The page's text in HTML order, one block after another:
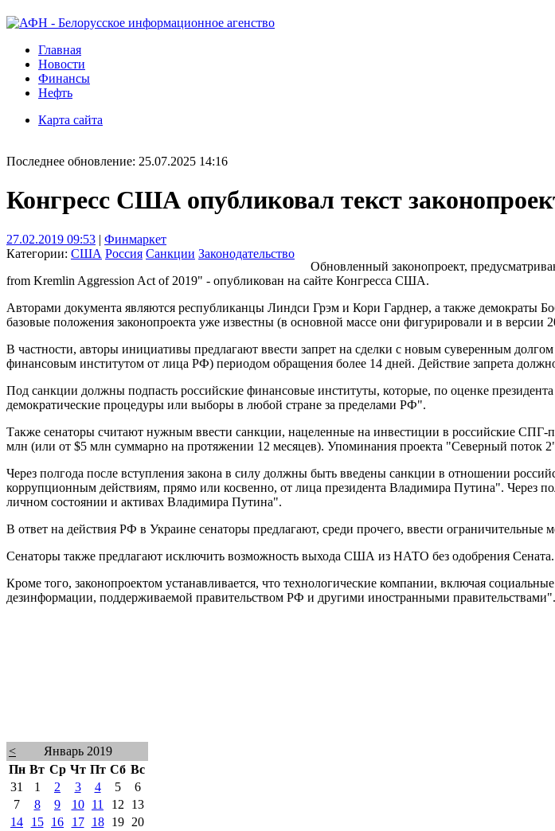
Главная
Новости
Финансы
Нефть
Карта сайта
Последнее обновление: 25.07.2025 14:16
Конгресс США опубликовал текст
27.02.2019 09:53 | Финмаркет
Категории: США Россия Санкции Законодательство
Обновленный законопроект,
from Kremlin Aggression Act of 2019" - опубликован на сайте Конгресса США.
Авторами документа являются республиканцы Линдси Грэм и Кори Гарднер, а также
базовые положения законопроекта уже известны (в основной массе они фигурировали и в версии
В частности, авторы инициативы предлагают ввести запрет на сделки с новым суверенным
финансовым институтом от лица РФ) периодом обращения более 14 дней. Действие запрета должно
Под санкции должны подпасть российские финансовые институты, которые, по оценке
демократические процедуры или выборы в любой стране за пределами РФ".
Также сенаторы считают нужным ввести санкции, нацеленные на инвестиции в российские
млн (или от $5 млн суммарно на протяжении 12 месяцев). Упоминания проекта "Северный поток 2"
Через полгода после вступления закона в силу должны быть введены санкции в отношении
коррупционным действиям, прямо или косвенно, от лица президента Владимира Путина". Через
личном состоянии и активах Владимира Путина".
В ответ на действия РФ в Украине сенаторы предлагают, среди прочего, ввести ограничительные
Сенаторы также предлагают исключить возможность выхода США из НАТО без одобрения Сената.
Кроме того, законопроектом устанавливается, что технологические компании, включая
дезинформации, поддерживаемой правительством РФ и другими иностранными правительствами".
<
Январь 2019
Пн Вт Ср Чт Пт Сб Вс
31
1 2 3 4 5
6
7
8 9 10 11 12
13
14
15 16 17 18 19
20